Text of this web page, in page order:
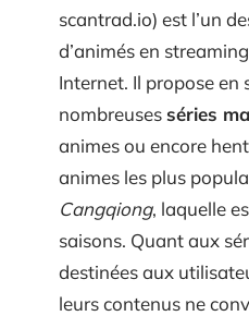
scantrad.io) est l’un
d’animés en
Internet. Il propose en
nombreusesséries
animes ou encore
animes les plus
Cangqiong, laquelle
saisons. Quant aux
destinées aux
leurs contenus ne